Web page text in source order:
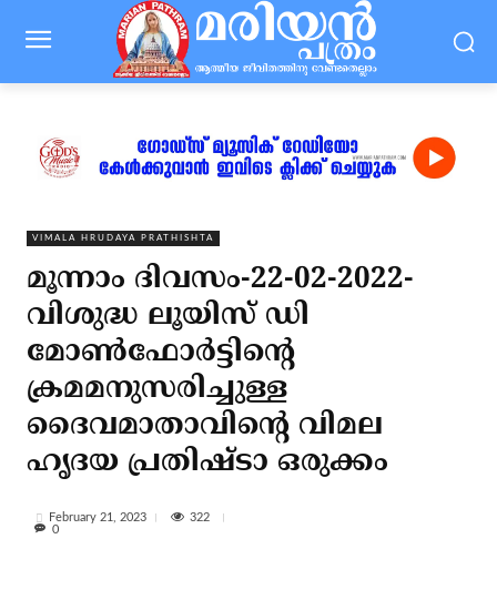
VIMALA HRUDAYA PRATHISHTA
മൂന്നാം ദിവസം-22-02-2022-
വിശുദ്ധ ലൂയിസ് ഡി
മോൺഫോർട്ടിന്റെ
ക്രമമനുസരിച്ചുള്ള
ദൈവമാതാവിന്റെ വിമല
ഹൃദയ പ്രതിഷ്ടാ ഒരുക്കം
February 21, 2023
322
0